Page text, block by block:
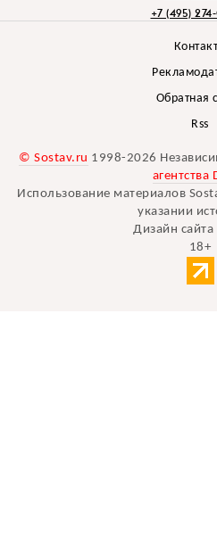
+7 (495)
Обратная
Rss
© Sostav.ru 1998-2026
агентства
Использование материалов
указании
Дизайн сайта
18+